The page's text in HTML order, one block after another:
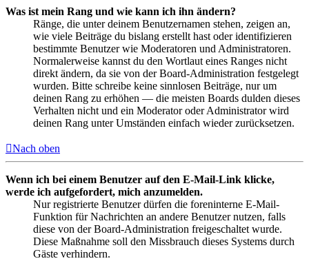
Was ist mein Rang und wie kann ich ihn ändern?
Ränge, die unter deinem Benutzernamen stehen, zeigen an,
wie viele Beiträge du bislang erstellt hast oder identifizieren
bestimmte Benutzer wie Moderatoren und Administratoren.
Normalerweise kannst du den Wortlaut eines Ranges nicht
direkt ändern, da sie von der Board-Administration festgelegt
wurden. Bitte schreibe keine sinnlosen Beiträge, nur um
deinen Rang zu erhöhen — die meisten Boards dulden dieses
Verhalten nicht und ein Moderator oder Administrator wird
deinen Rang unter Umständen einfach wieder zurücksetzen.
Nach oben
Wenn ich bei einem Benutzer auf den E-Mail-Link klicke,
werde ich aufgefordert, mich anzumelden.
Nur registrierte Benutzer dürfen die foreninterne E-Mail-
Funktion für Nachrichten an andere Benutzer nutzen, falls
diese von der Board-Administration freigeschaltet wurde.
Diese Maßnahme soll den Missbrauch dieses Systems durch
Gäste verhindern.